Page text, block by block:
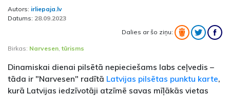
Autors: irliepaja.lv
Datums: 28.09.2023
Dalies ar šo ziņu:
Birkas: Narvesen ,tūrisms
Dinamiskai dienai pilsētā nepieciešams labs ceļvedis –
tāda ir "Narvesen" radītā Latvijas pilsētas punktu karte,
kurā Latvijas iedzīvotāji atzīmē savas mīļākās vietas